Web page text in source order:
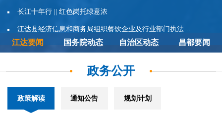
长江十年行 || 红色岗托绿意浓
江达县经济信息和商务局组织餐饮企业及行业部门执法人员参加燃气安全专项培训
江达要闻 国务院动态 自治区动态 昌都要闻
政务公开
政策解读 通知公告 规划计划